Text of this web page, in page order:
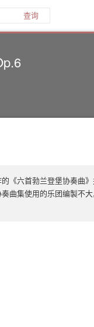
查询
《六首勃兰登堡协奏曲
曲集使用的乐团编製不